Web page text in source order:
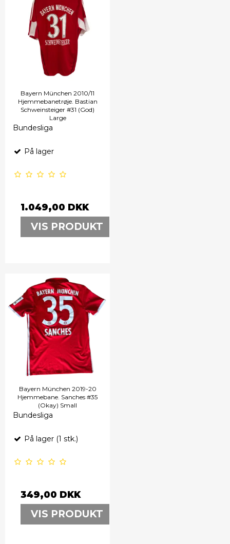
Bayern München 2010/11
Hjemmebanetrøje. Bastian
Schweinsteiger #31 (God)
Large
Bundesliga
På lager
1.049,00 DKK
VIS PRODUKT
Bayern München 2019-20
Hjemmebane. Sanches #35
(Okay) Small
Bundesliga
På lager (1 stk.)
349,00 DKK
VIS PRODUKT